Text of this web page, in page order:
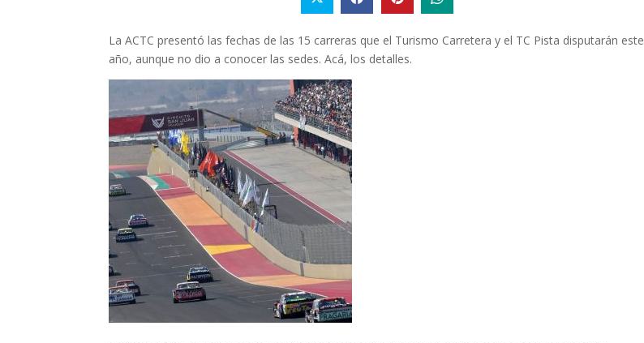
La ACTC presentó las fechas de las 15 carreras que el Turismo Carretera y el TC Pista disputarán este
año, aunque no dio a conocer las sedes. Acá, los detalles.